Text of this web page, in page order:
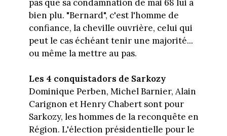
pas que sa condamnation de mai 68 lui a
bien plu. "Bernard", c'est l'homme de
confiance, la cheville ouvrière, celui qui
peut le cas échéant tenir une majorité...
ou même la mettre au pas.
Les 4 conquistadors de Sarkozy
Dominique Perben, Michel Barnier, Alain
Carignon et Henry Chabert sont pour
Sarkozy, les hommes de la reconquête en
Région. L'élection présidentielle pour le